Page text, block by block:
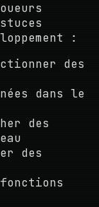
:
des
dans le
des
des